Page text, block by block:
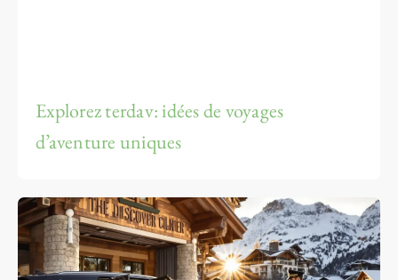
Explorez terdav: idées de voyages
d’aventure uniques